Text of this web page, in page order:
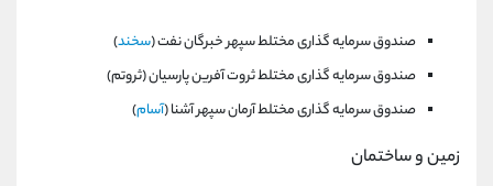
صندوق سرمایه گذاری مختلط سپهر خبرگان نفت (سخند)
صندوق سرمایه گذاری مختلط ثروت آفرين پارسيان (ثروتم)
صندوق سرمایه گذاری مختلط آرمان سپهر آشنا (آسام)
زمین و ساختمان